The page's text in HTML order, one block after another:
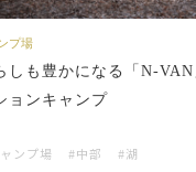
プ場
しも豊かになる「N-
ョンキャンプ
ンプ場 中部 湖